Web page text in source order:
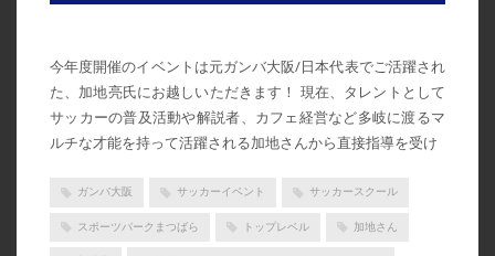
イベント実績
スケジュール
体験会
未分類
栄養コラム
今年度開催のイベントは元ガンバ大阪/日本代表でご活躍され
た、加地亮氏にお越しいただきます！ 現在、タレントとして
サッカーの普及活動や解説者、カフェ経営など多岐に渡るマ
ルチな才能を持って活躍される加地さんから直接指導を受け
ガンバ大阪 サッカーイベント サッカースクール
スポーツパークまつばら トップレベル 加地さん